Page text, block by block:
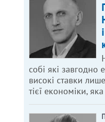
собі які завгодно
високі ставки
тієї економіки,